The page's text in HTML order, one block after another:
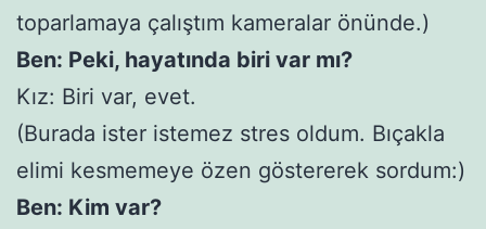
toparlamaya çalıştım kameralar önünde.)
Ben: Peki, hayatında biri var mı?
Kız: Biri var, evet.
(Burada ister istemez stres oldum. Bıçakla
elimi kesmemeye özen göstererek sordum:)
Ben: Kim var?